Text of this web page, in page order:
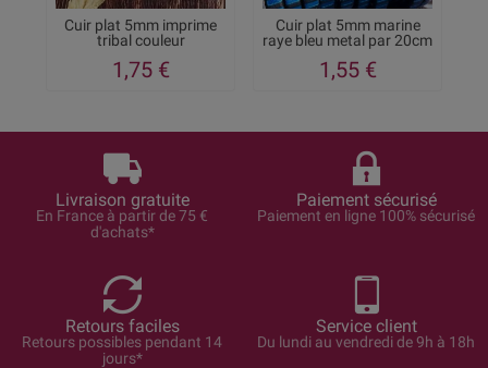
Cuir plat 5mm imprime
tribal couleur
1,75 €
Cuir plat 5mm marine
raye bleu metal par 20cm
1,55 €
Livraison gratuite
En France à partir de 75 €
d'achats*
Paiement sécurisé
Paiement en ligne 100% sécurisé
Retours faciles
Retours possibles pendant 14
jours*
Service client
Du lundi au vendredi de 9h à 18h